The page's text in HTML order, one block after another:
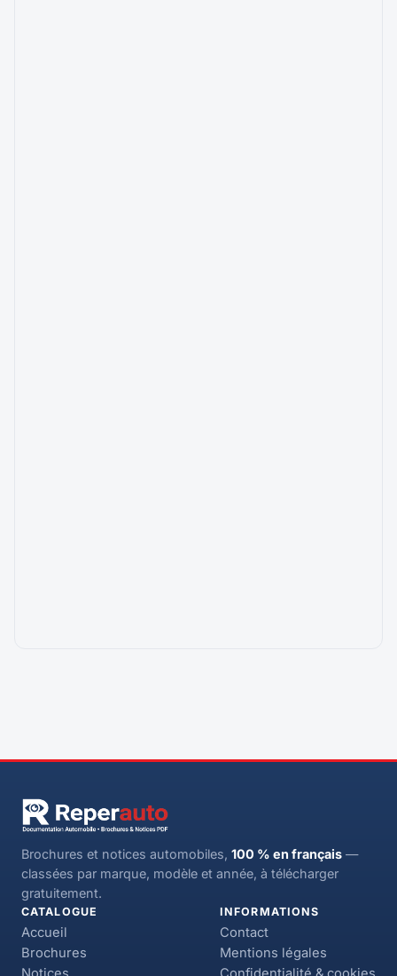
Brochures et notices automobiles, 100 % en français —
classées par marque, modèle et année, à télécharger
gratuitement.
CATALOGUE
Accueil
Brochures
INFORMATIONS
Contact
Mentions légales